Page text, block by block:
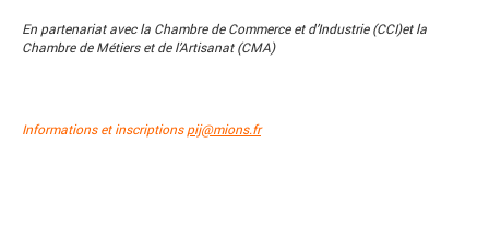
En partenariat avec la Chambre de Commerce et d’Industrie (CCI)et la
Chambre de Métiers et de l’Artisanat (CMA)
Informations et inscriptionspij@mions.fr